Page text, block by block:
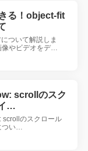
る！object-fit
ついて解説しま
像やビデオをデ…
scrollのスク
…
scrollのスクロール
つい…